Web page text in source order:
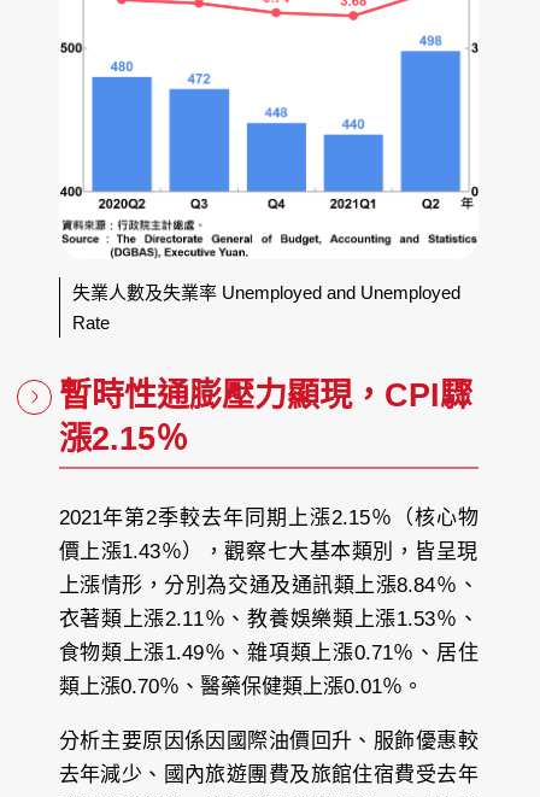
失業人數及失業率 Unemployed and Unemployed
Rate
暫時性通膨壓力顯現，CPI驟
漲2.15％
2021年第2季較去年同期上漲2.15％（核心物
價上漲1.43％），觀察七大基本類別，皆呈現
上漲情形，分別為交通及通訊類上漲8.84％、
衣著類上漲2.11％、教養娛樂類上漲1.53％、
食物類上漲1.49％、雜項類上漲0.71％、居住
類上漲0.70％、醫藥保健類上漲0.01％。
分析主要原因係因國際油價回升、服飾優惠較
去年減少、國內旅遊團費及旅館住宿費受去年